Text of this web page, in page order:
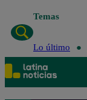
Temas
Lo último